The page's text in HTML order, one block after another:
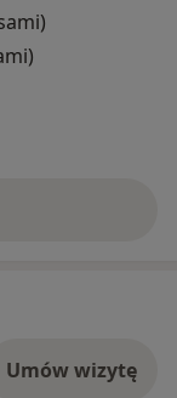
Umów wizytę